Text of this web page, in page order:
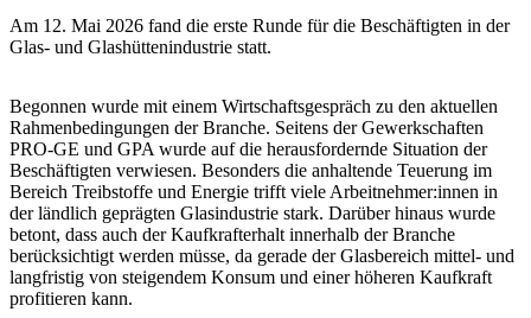
Am 12. Mai 2026 fand die erste Runde für die Beschäftigten in der
Glas- und Glashüttenindustrie statt.
Begonnen wurde mit einem Wirtschaftsgespräch zu den aktuellen
Rahmenbedingungen der Branche. Seitens der Gewerkschaften
PRO-GE und GPA wurde auf die herausfordernde Situation der
Beschäftigten verwiesen. Besonders die anhaltende Teuerung im
Bereich Treibstoffe und Energie trifft viele Arbeitnehmer:innen in
der ländlich geprägten Glasindustrie stark. Darüber hinaus wurde
betont, dass auch der Kaufkrafterhalt innerhalb der Branche
berücksichtigt werden müsse, da gerade der Glasbereich mittel- und
langfristig von steigendem Konsum und einer höheren Kaufkraft
profitieren kann.